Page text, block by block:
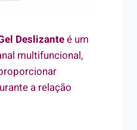
Deslizanteé um
multifuncional,
a relação